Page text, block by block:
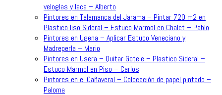
veloglas y laca – Alberto
Pintores en Talamanca del Jarama – Pintar 720 m2 en
Plastico liso Sideral – Estuco Marmol en Chalet – Pablo
Pintores en Ugena – Aplicar Estuco Veneciano y
Madreperla – Mario
Pintores en Usera – Quitar Gotele – Plastico Sideral –
Estuco Marmol en Piso – Carlos
Pintores en el Cañaveral – Colocación de papel pintado –
Paloma